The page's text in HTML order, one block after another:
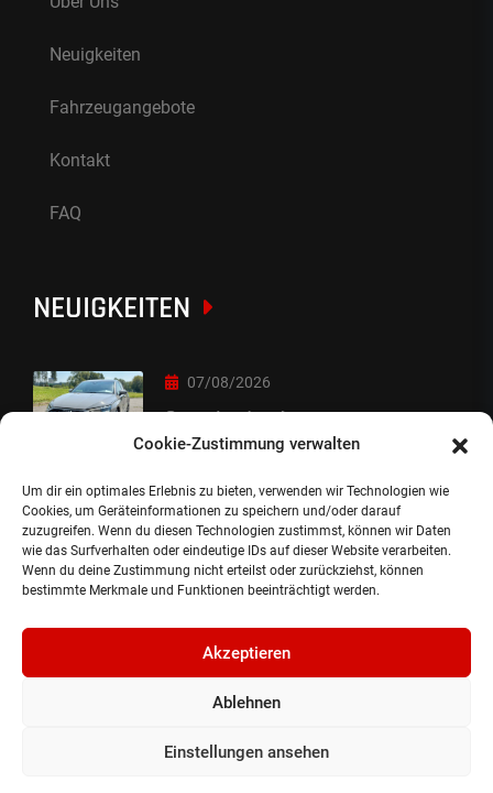
Cookie-Zustimmung verwalten
Um dir ein optimales Erlebnis zu bieten, verwenden wir Technologien wie
Cookies, um Geräteinformationen zu speichern und/oder darauf
zuzugreifen. Wenn du diesen Technologien zustimmst, können wir Daten
wie das Surfverhalten oder eindeutige IDs auf dieser Website verarbeiten.
Wenn du deine Zustimmung nicht erteilst oder zurückziehst, können
bestimmte Merkmale und Funktionen beeinträchtigt werden.
Akzeptieren
Ablehnen
Einstellungen ansehen
Neuigkeiten
Fahrzeugangebote
Kontakt
FAQ
NEUIGKEITEN
07/08/2026
Sorry Leute :-)
06/08/2026
Auslieferung
©2024, Gepflanzt Jung- und SportwagenhandelsgmbH.
Alle Rechte vorbehalten |